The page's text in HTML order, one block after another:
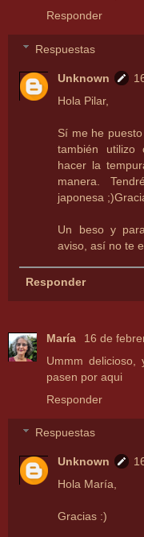
Responder
Respuestas
Unknown
Hola Pilar,
Sí me he
también utilizo
hacer la
manera.
japonesa
Un beso y
aviso, así no te
Responder
María
16 de
Ummm
pasen por aqui
Responder
Respuestas
Unknown
Hola María,
Gracias :)